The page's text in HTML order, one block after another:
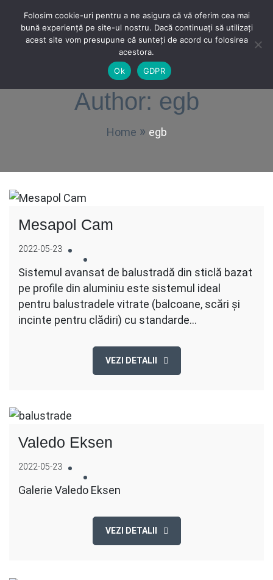
contentTerase Oradea
Solutii profesionale pentru terasa ta.
Phone Number Contact Address
Strada Zimbrului 4, Oradea
Email Address
Author: egb
Home egb
Mesapol Cam
2022-05-23
Sistemul avansat de balustradă din sticlă bazat
pe profile din aluminiu este sistemul ideal
pentru balustradele vitrate (balcoane, scări și
incinte pentru clădiri) cu standarde…
VEZI DETALII
Valedo Eksen
2022-05-23
Galerie Valedo Eksen
VEZI DETALII
Folosim cookie-uri pentru a ne asigura că vă oferim cea mai
bună experiență pe site-ul nostru. Dacă continuați să utilizați
acest site vom presupune că sunteți de acord cu folosirea
acestora.
Ok
GDPR